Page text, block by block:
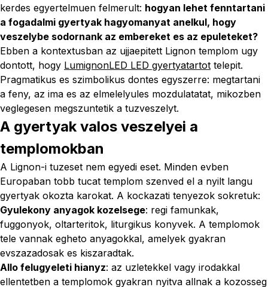
kerdes egyertelmuen felmerult: hogyan lehet fenntartani
a fogadalmi gyertyak hagyomanyat anelkul, hogy
veszelybe sodornank az embereket es az epuleteket?
Ebben a kontextusban az ujjaepitett Lignon templom ugy
dontott, hogy LumignonLED LED gyertyatartot telepit.
Pragmatikus es szimbolikus dontes egyszerre: megtartani
a feny, az ima es az elmelelyules mozdulatatat, mikozben
veglegesen megszuntetik a tuzveszelyt.
A gyertyak valos veszelyei a
templomokban
A Lignon-i tuzeset nem egyedi eset. Minden evben
Europaban tobb tucat templom szenved el a nyilt langu
gyertyak okozta karokat. A kockazati tenyezok sokretuk:
Gyulekony anyagok kozelsege: regi famunkak,
fuggonyok, oltarteritok, liturgikus konyvek. A templomok
tele vannak egheto anyagokkal, amelyek gyakran
evszazadosak es kiszaradtak.
Allo felugyeleti hianyz: az uzletekkel vagy irodakkal
ellentetben a templomok gyakran nyitva allnak a kozosseg